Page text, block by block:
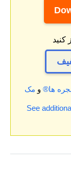
ها® و
See